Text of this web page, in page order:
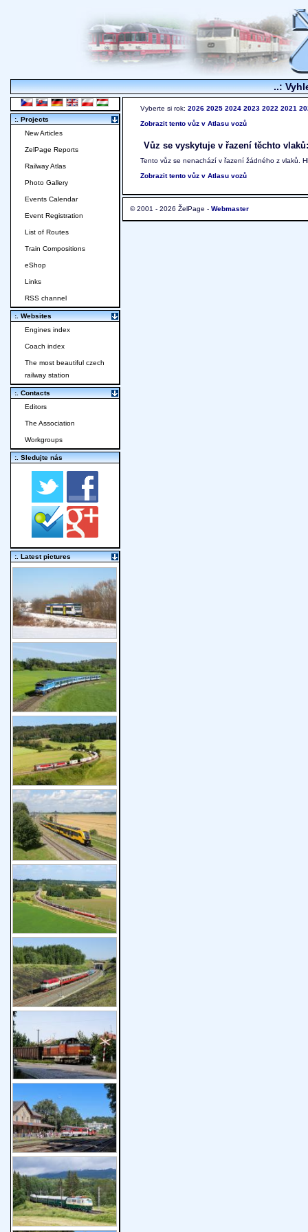
..:
Vyberte si rok: 2026 2025 2024 2023 2022 2021
Zobrazit tento vůz v Atlasu vozů
Vůz se vyskytuje v řazení těchto vlaků:
Tento vůz se nenachází v řazení žádného z vlaků.
Zobrazit tento vůz v Atlasu vozů
© 2001 - 2026 ŽelPage - Webmaster
:. Projects
New Articles
ZelPage Reports
Railway Atlas
Photo Gallery
Events Calendar
Event Registration
List of Routes
Train Compositions
eShop
Links
RSS channel
:. Websites
Engines index
Coach index
The most beautiful czech
railway station
:. Contacts
Editors
The Association
Workgroups
:. Sledujte nás
:. Latest pictures